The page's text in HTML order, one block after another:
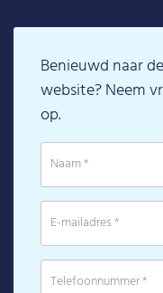
Benieuwd naar
website? Neem
op.